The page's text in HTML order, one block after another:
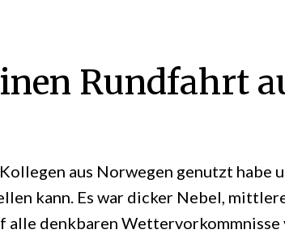
Rundfahrt
aus Norwegen genutzt habe
kann. Es war dicker Nebel,
alle denkbaren